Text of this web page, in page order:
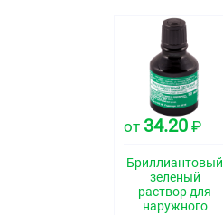
от 34.20 ₽
Бриллиантовый
зеленый
раствор для
наружного